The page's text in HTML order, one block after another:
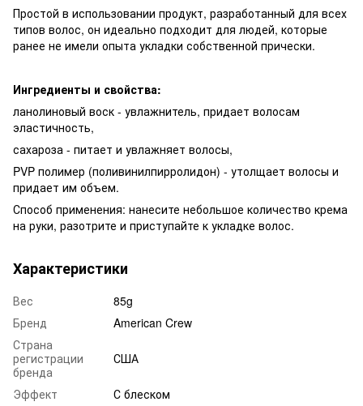
Простой в использовании продукт, разработанный для всех
типов волос, он идеально подходит для людей, которые
ранее не имели опыта укладки собственной прически.
Ингредиенты и свойства:
ланолиновый воск - увлажнитель, придает волосам
эластичность,
сахароза - питает и увлажняет волосы,
PVP полимер (поливинилпирролидон) - утолщает волосы и
придает им объем.
Способ применения: нанесите небольшое количество крема
на руки, разотрите и приступайте к укладке волос.
Характеристики
Вес
85g
Бренд
American Crew
Страна
регистрации
бренда
США
Эффект
С блеском